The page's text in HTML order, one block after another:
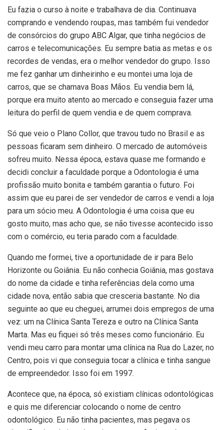
Eu fazia o curso à noite e trabalhava de dia. Continuava
comprando e vendendo roupas, mas também fui vendedor
de consórcios do grupo ABC Algar, que tinha negócios de
carros e telecomunicações. Eu sempre batia as metas e os
recordes de vendas, era o melhor vendedor do grupo. Isso
me fez ganhar um dinheirinho e eu montei uma loja de
carros, que se chamava Boas Mãos. Eu vendia bem lá,
porque era muito atento ao mercado e conseguia fazer uma
leitura do perfil de quem vendia e de quem comprava.
Só que veio o Plano Collor, que travou tudo no Brasil e as
pessoas ficaram sem dinheiro. O mercado de automóveis
sofreu muito. Nessa época, estava quase me formando e
decidi concluir a faculdade porque a Odontologia é uma
profissão muito bonita e também garantia o futuro. Foi
assim que eu parei de ser vendedor de carros e vendi a loja
para um sócio meu. A Odontologia é uma coisa que eu
gosto muito, mas acho que, se não tivesse acontecido isso
com o comércio, eu teria parado com a faculdade.
Quando me formei, tive a oportunidade de ir para Belo
Horizonte ou Goiânia. Eu não conhecia Goiânia, mas gostava
do nome da cidade e tinha referências dela como uma
cidade nova, então sabia que cresceria bastante. No dia
seguinte ao que eu cheguei, arrumei dois empregos de uma
vez: um na Clínica Santa Tereza e outro na Clínica Santa
Marta. Mas eu fiquei só três meses como funcionário. Eu
vendi meu carro para montar uma clínica na Rua do Lazer, no
Centro, pois vi que conseguia tocar a clínica e tinha sangue
de empreendedor. Isso foi em 1997.
Acontece que, na época, só existiam clínicas odontológicas
e quis me diferenciar colocando o nome de centro
odontológico. Eu não tinha pacientes, mas pegava os